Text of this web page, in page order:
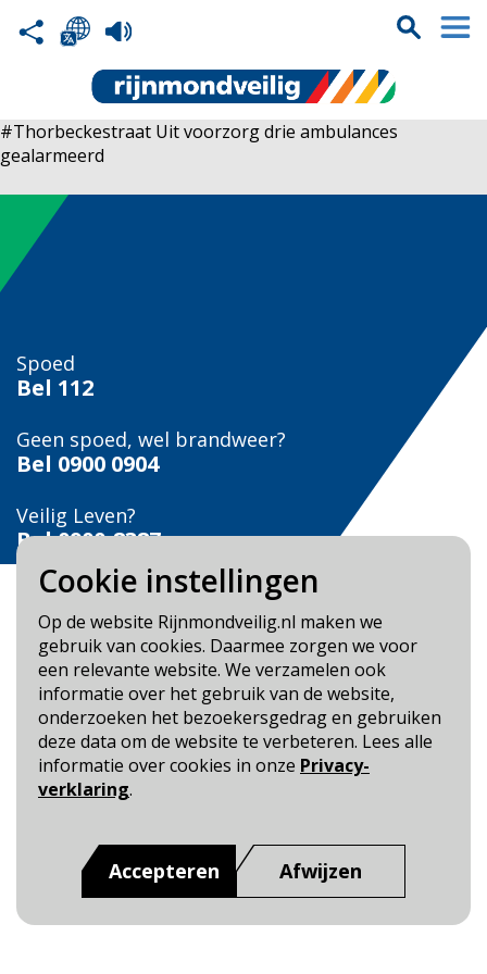
Cookie instellingen
Op de website Rijnmondveilig.nl maken we
gebruik van cookies. Daarmee zorgen we voor
een relevante website. We verzamelen ook
informatie over het gebruik van de website,
onderzoeken het bezoekersgedrag en gebruiken
deze data om de website te verbeteren. Lees alle
informatie over cookies in onze Privacy-
verklaring.
Accepteren Afwijzen
#Thorbeckestraat Uit voorzorg drie ambulances
gealarmeerd
Spoed
Bel 112
Geen spoed, wel brandweer?
Bel 0900 0904
Veilig Leven?
Bel 0900-8387
Blijf op de hoogte
Cookie- en Privacybeleid
Toegankelijkheid